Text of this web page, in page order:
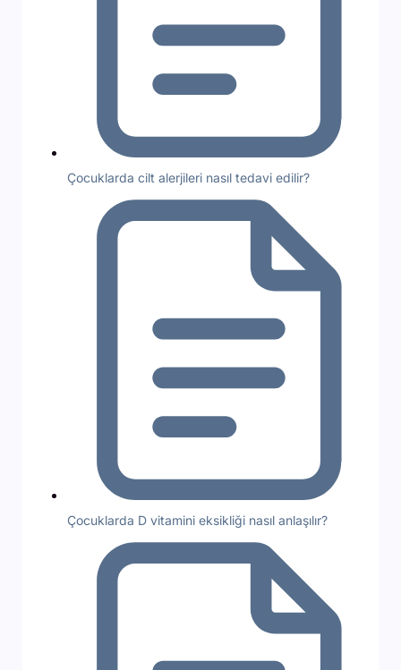
Çocuklarda cilt alerjileri nasıl tedavi edilir?
Çocuklarda D vitamini eksikliği nasıl anlaşılır?